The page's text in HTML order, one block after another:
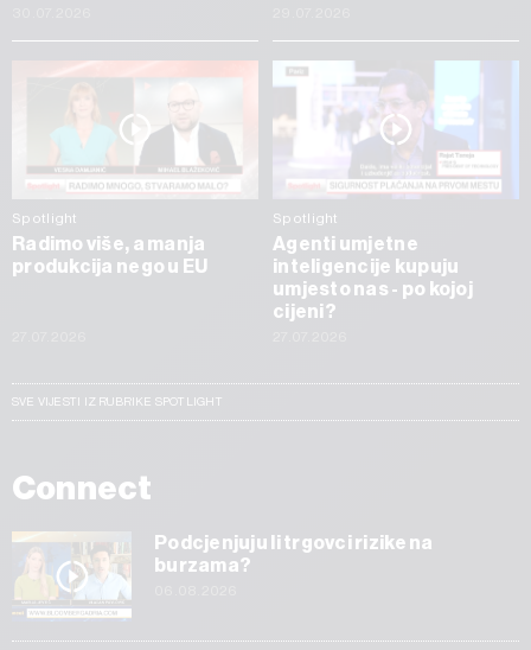
Spotlight
Radimo više, a manja
produkcija nego u EU
Spotlight
Agenti umjetne
inteligencije kupuju
umjesto nas - po kojoj
cijeni?
SVE VIJESTI IZ RUBRIKE SPOTLIGHT
Connect
Podcjenjuju li trgovci rizike na
burzama?